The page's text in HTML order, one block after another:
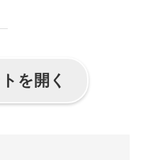
を開く